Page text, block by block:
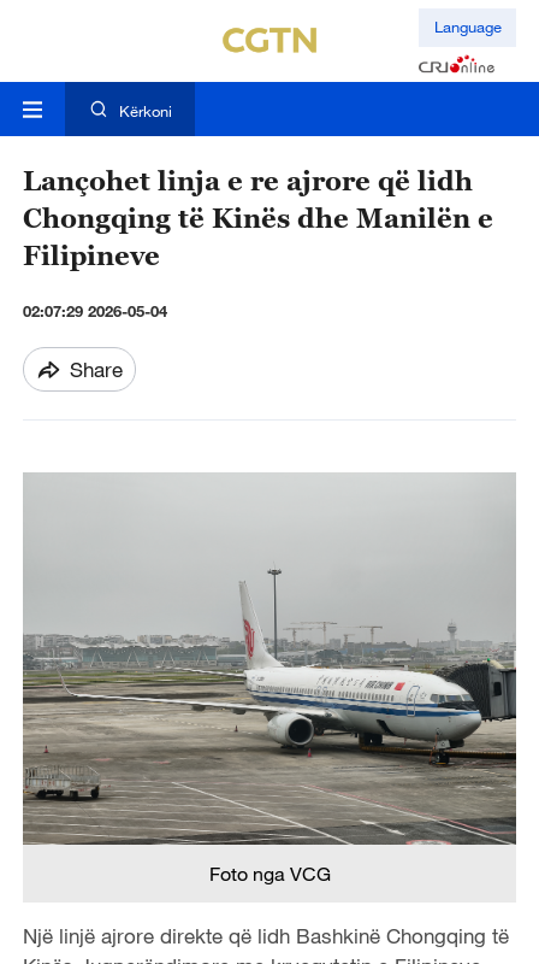
Language
Kërkoni
Lançohet linja e re ajrore që lidh
Chongqing të Kinës dhe Manilën e
Filipineve
02:07:29 2026-05-04
Share
Foto nga VCG
Një linjë ajrore direkte që lidh Bashkinë Chongqing të